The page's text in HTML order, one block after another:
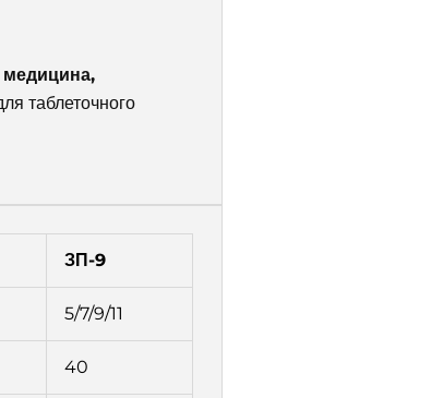
медицина,
таблеточного
ЗП-9
5/7/9/11
40